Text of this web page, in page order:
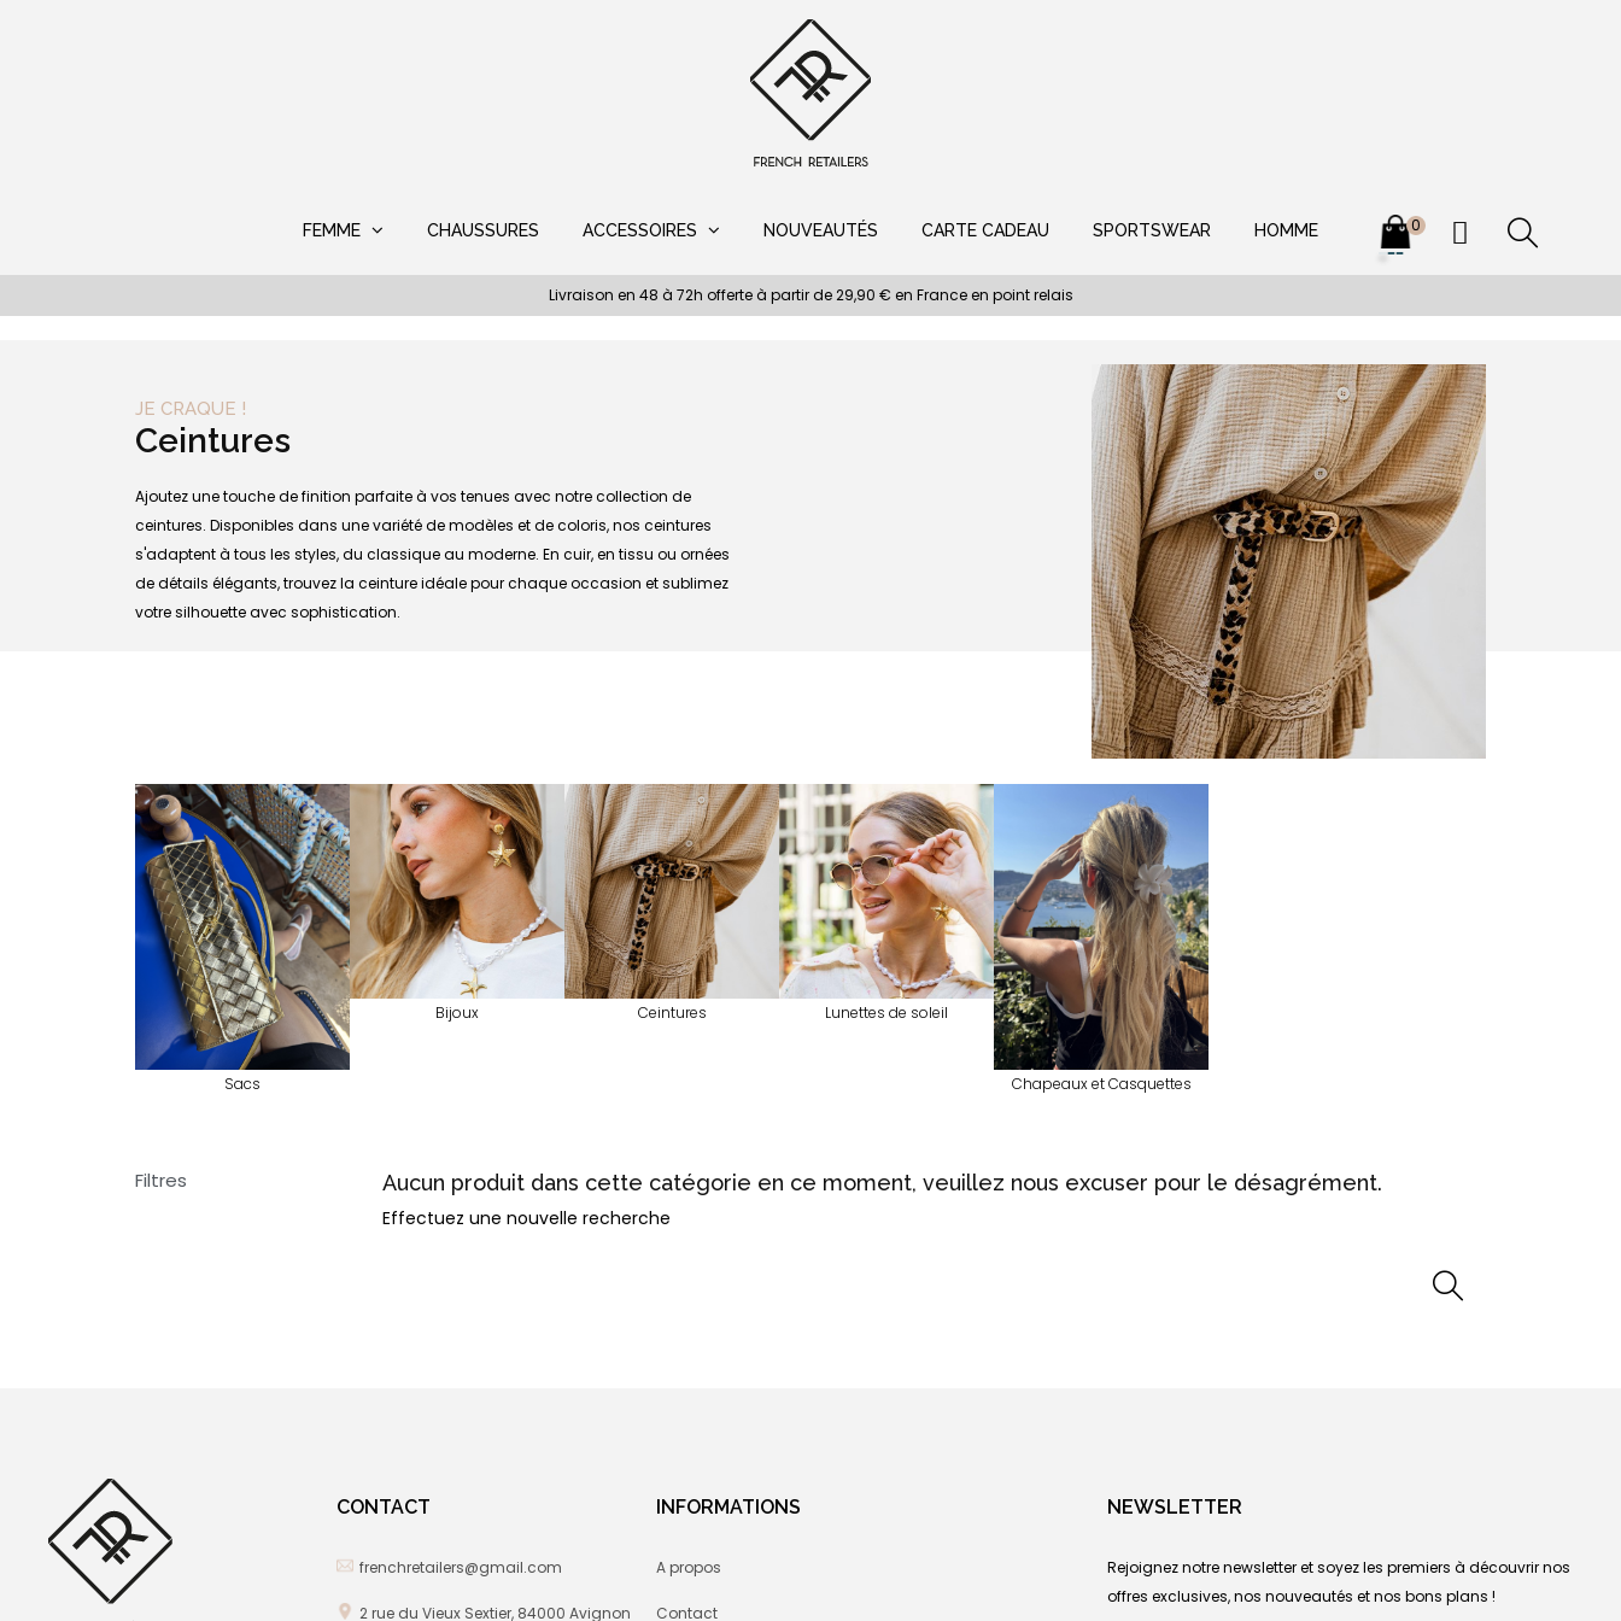
FEMME CHAUSSURES ACCESSOIRES NOUVEAUTÉS CARTE CADEAU SPORTSWEAR HOMME 0
Livraison en 48 à 72h offerte à partir de 29,90 € en France en point relais
JE CRAQUE !
Ceintures
Ajoutez une touche de finition parfaite à vos tenues avec notre collection de
ceintures. Disponibles dans une variété de modèles et de coloris, nos ceintures
s'adaptent à tous les styles, du classique au moderne. En cuir, en tissu ou ornées
de détails élégants, trouvez la ceinture idéale pour chaque occasion et sublimez
votre silhouette avec sophistication.
Sacs
Bijoux Ceintures Lunettes de soleil
Chapeaux et Casquettes
Filtres Aucun produit dans cette catégorie en ce moment, veuillez nous excuser pour le désagrément.
Effectuez une nouvelle recherche
CONTACT
frenchretailers@gmail.com
2 rue du Vieux Sextier, 84000 Avignon
INFORMATIONS
A propos
Contact
NEWSLETTER
Rejoignez notre newsletter et soyez les premiers à découvrir nos
offres exclusives, nos nouveautés et nos bons plans !